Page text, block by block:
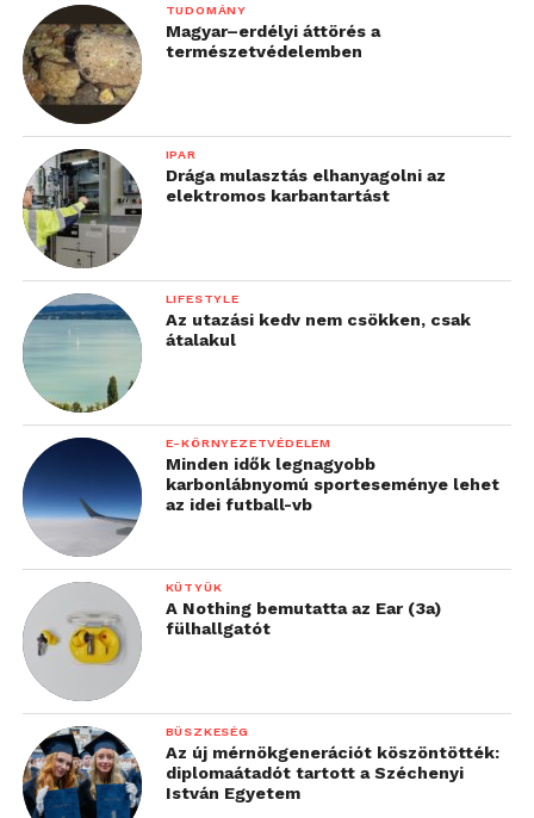
TUDOMÁNY
Magyar–erdélyi áttörés a
természetvédelemben
IPAR
Drága mulasztás elhanyagolni az
elektromos karbantartást
LIFESTYLE
Az utazási kedv nem csökken, csak
átalakul
E-KÖRNYEZETVÉDELEM
Minden idők legnagyobb
karbonlábnyomú sporteseménye lehet
az idei futball-vb
KÜTYÜK
A Nothing bemutatta az Ear (3a)
fülhallgatót
BÜSZKESÉG
Az új mérnökgenerációt köszöntötték:
diplomaátadót tartott a Széchenyi
István Egyetem